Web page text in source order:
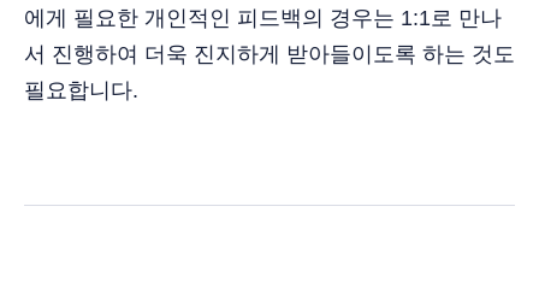
에게 필요한 개인적인 피드백의 경우는 1:1로 만나
서 진행하여 더욱 진지하게 받아들이도록 하는 것도
필요합니다.